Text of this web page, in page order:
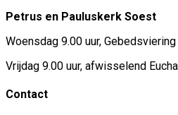
Petrus en Pauluskerk Soest
Woensdag 9.00 uur, Gebedsviering
Vrijdag 9.00 uur, afwisselend
Contact